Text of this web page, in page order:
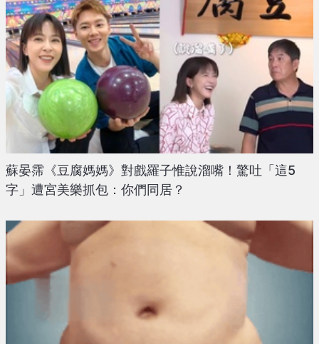
蘇晏霈《豆腐媽媽》對戲羅子惟說溜嘴！驚吐「這5
字」遭宮美樂抓包：你們同居？